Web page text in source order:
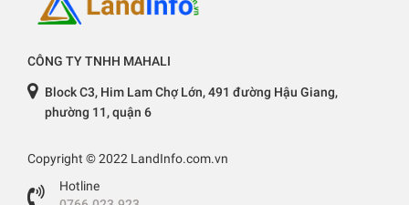
CÔNG TY TNHH MAHALI
Block C3, Him Lam Chợ Lớn, 491 đường Hậu Giang,
phường 11, quận 6
Copyright © 2022 LandInfo.com.vn
Hotline